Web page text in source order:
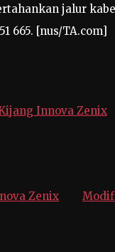
jalur
665. [nus/TA.com]
Innova Zenix
Zenix